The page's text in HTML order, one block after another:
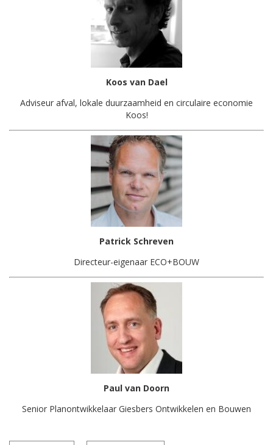
Koos van Dael
Adviseur afval, lokale duurzaamheid en circulaire economie
Koos!
Patrick Schreven
Directeur-eigenaar ECO+BOUW
Paul van Doorn
Senior Planontwikkelaar Giesbers Ontwikkelen en Bouwen